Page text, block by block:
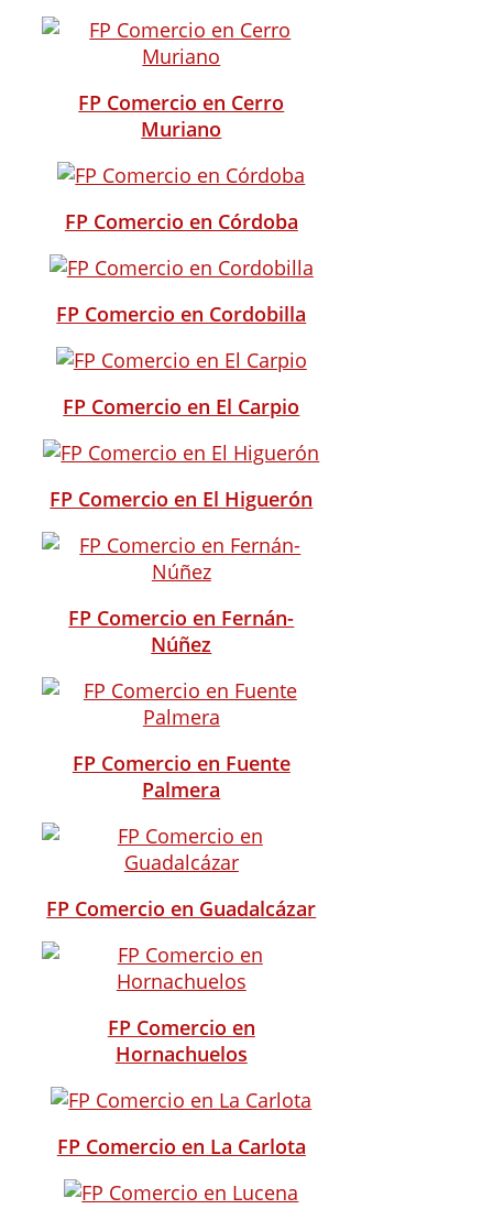
FP Comercio en Cerro
Muriano
FP Comercio en Córdoba
FP Comercio en Cordobilla
FP Comercio en El Carpio
FP Comercio en El Higuerón
FP Comercio en Fernán-
Núñez
FP Comercio en Fuente
Palmera
FP Comercio en Guadalcázar
FP Comercio en
Hornachuelos
FP Comercio en La Carlota